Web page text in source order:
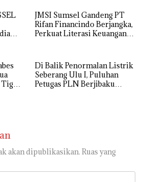
JMSI Sumsel Gandeng PT
Rifan Financindo Berjangka,
Perkuat Literasi Keuangan
Di Balik Penormalan Listrik
Seberang Ulu I, Puluhan
Petugas PLN Berjibaku
akan dipublikasikan. Ruas yang